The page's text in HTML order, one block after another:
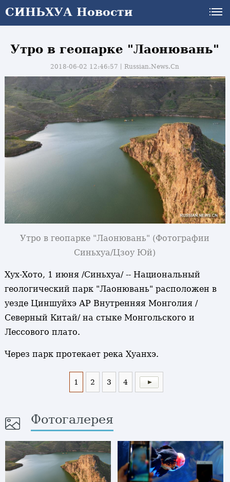
СИНЬХУА Новости
Утро в геопарке "Лаонювань"
2018-06-02 12:46:57丨Russian.News.Cn
Утро в геопарке "Лаонювань" (Фотографии
Синьхуа/Цзоу Юй)
Хух-Хото, 1 июня /Синьхуа/ -- Национальный
геологический парк "Лаонювань" расположен в
уезде Циншуйхэ АР Внутренняя Монголия /
Северный Китай/ на стыке Монгольского и
Лессового плато.
Через парк протекает река Хуанхэ.
1 2 3 4
Фотогалерея